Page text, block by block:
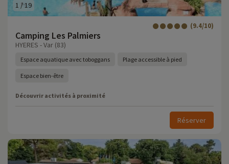
1 /19
Camping Les Palmiers
(9.4/10)
HYERES - Var (83)
Espace aquatique avec toboggans Plage accessible à pied
Espace bien-être
Découvrir activités à proximité
Réserver